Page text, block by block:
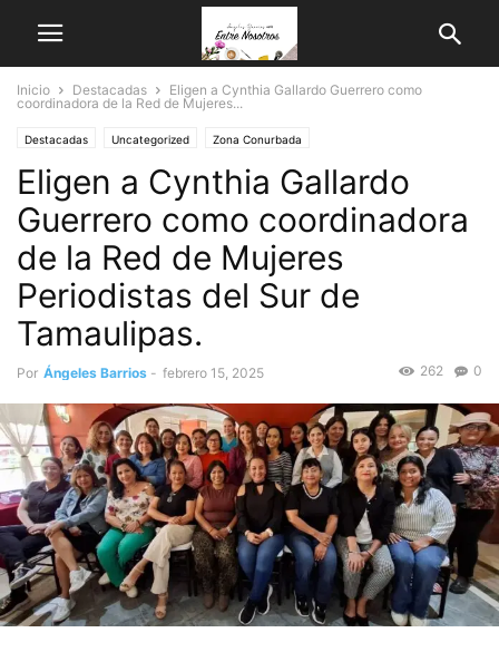
Inicio Destacadas
Eligen a Cynthia Gallardo Guerrero como
coordinadora de la Red de Mujeres...
Destacadas Uncategorized Zona Conurbada
Eligen a Cynthia Gallardo
Guerrero como coordinadora
de la Red de Mujeres
Periodistas del Sur de
Tamaulipas.
Por Ángeles Barrios - febrero 15, 2025 0
262